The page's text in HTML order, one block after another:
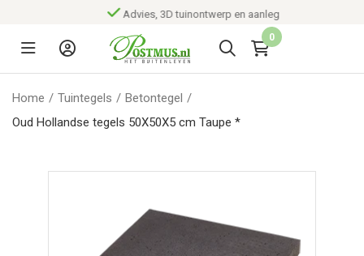
Advies, 3D tuinontwerp en aanleg
0
Home / Tuintegels / Betontegel /
Oud Hollandse tegels 50X50X5 cm Taupe *